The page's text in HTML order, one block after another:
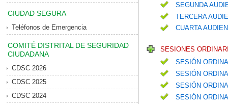
CIUDAD SEGURA
Teléfonos de Emergencia
COMITÉ DISTRITAL DE SEGURIDAD
CIUDADANA
CDSC 2026
CDSC 2025
CDSC 2024
SEGUNDA
TERCERA
CUARTA
SESIONES
SESIÓN
SESIÓN
SESIÓN
SESIÓN